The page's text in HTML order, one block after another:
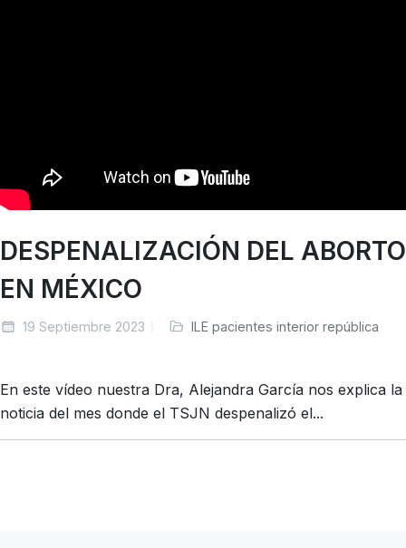
DESPENALIZACIÓN DEL ABORTO
EN MÉXICO
19 Septiembre 2023 ILE pacientes interior república
En este vídeo nuestra Dra, Alejandra García nos explica la
noticia del mes donde el TSJN despenalizó el...